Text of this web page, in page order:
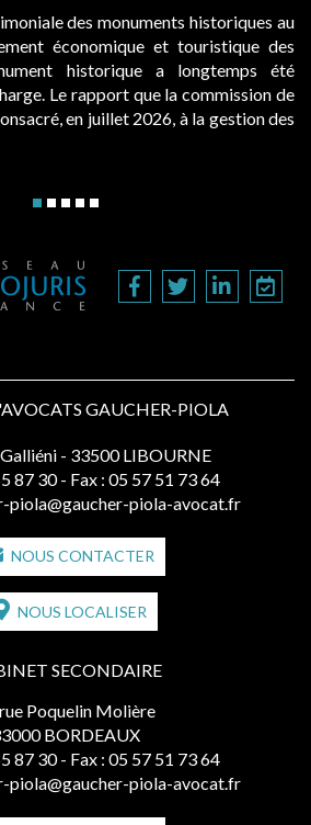
au
des
été
de
des
Evocatrices des bains de mer,
également un beau sujet
public, elles donnent lieu au
d’occupation. Saisies par des
GAUCHER-PIOLA
- 33500 LIBOURNE
87 30 - Fax : 05 57 51 73 64
piola@gaucher-piola-avocat.fr
NOUS CONTACTER
NOUS LOCALISER
SECONDAIRE
Poquelin Molière
BORDEAUX
87 30 - Fax : 05 57 51 73 64
piola@gaucher-piola-avocat.fr